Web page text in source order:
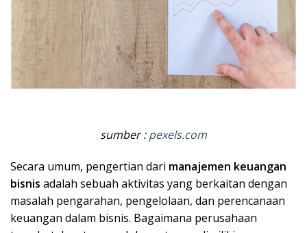
sumber :pexels.com
Secara umum, pengertian dari manajemen keuangan
bisnis adalah sebuah aktivitas yang berkaitan dengan
masalah pengarahan, pengelolaan, dan perencanaan
keuangan dalam bisnis. Bagaimana perusahaan